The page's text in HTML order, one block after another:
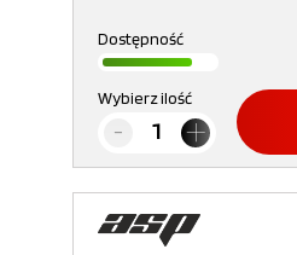
Dostępność
Wybierz ilość